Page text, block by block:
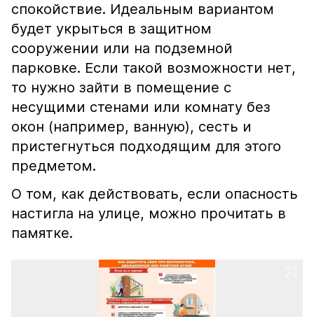
спокойствие. Идеальным вариантом
будет укрыться в защитном
сооружении или на подземной
парковке. Если такой возможности нет,
то нужно зайти в помещение с
несущими стенами или комнату без
окон (например, ванную), сесть и
пристегнуться подходящим для этого
предметом.
О том, как действовать, если опасность
настигла на улице, можно прочитать в
памятке.